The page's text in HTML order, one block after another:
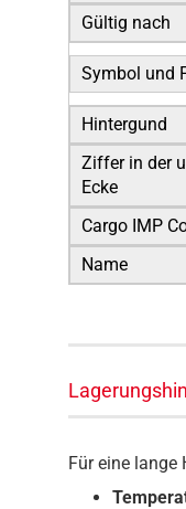
Gültig nach
Symbol und
Hintergund
Ziffer in der
Ecke
Cargo IMP
Name
Für eine lange